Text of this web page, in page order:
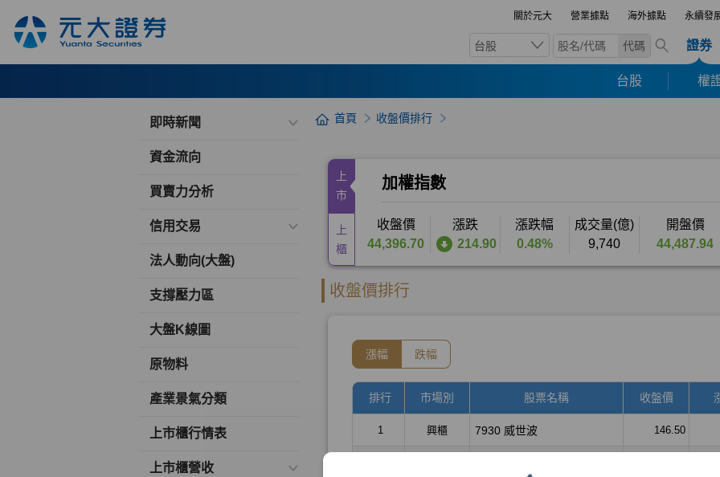
關於元大 營業據點 海外據點 永續發
台股 代碼 證券
台股 權
即時新聞
資金流向
買賣力分析
信用交易
法人動向(大盤)
支撐壓力區
大盤K線圖
原物料
產業景氣分類
上市櫃行情表
上市櫃營收
首頁 收盤價排行